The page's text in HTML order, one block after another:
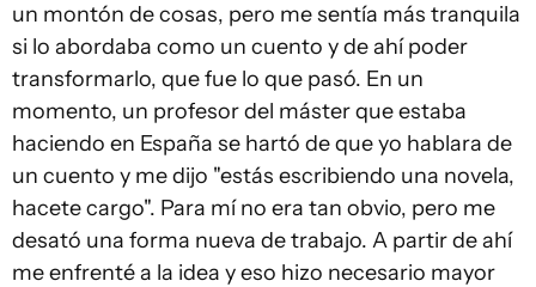
un montón de cosas, pero me sentía más tranquila
si lo abordaba como un cuento y de ahí poder
transformarlo, que fue lo que pasó. En un
momento, un profesor del máster que estaba
haciendo en España se hartó de que yo hablara de
un cuento y me dijo "estás escribiendo una novela,
hacete cargo". Para mí no era tan obvio, pero me
desató una forma nueva de trabajo. A partir de ahí
me enfrenté a la idea y eso hizo necesario mayor